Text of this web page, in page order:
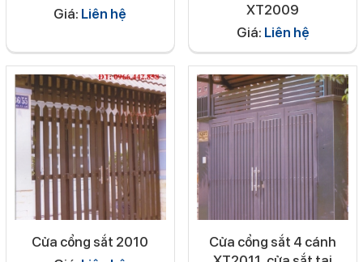
Giá: Liên hệ
XT2009
Giá: Liên hệ
Cửa cổng sắt 2010
Cửa cổng sắt 4 cánh